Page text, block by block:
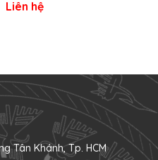
Liên hệ
Tân Khánh, Tp. HCM